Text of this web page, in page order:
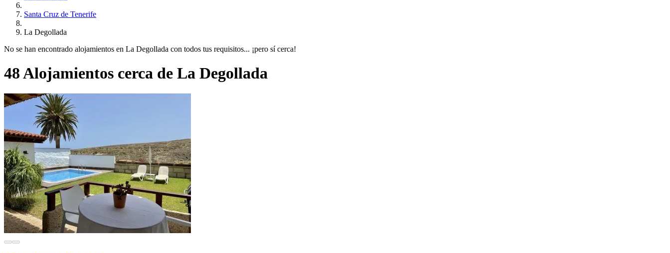
Santa Cruz de Tenerife
La Degollada
No se han encontrado alojamientos en La Degollada con todos tus requisitos... ¡pero sí cerca!
48 Alojamientos cerca de La Degollada